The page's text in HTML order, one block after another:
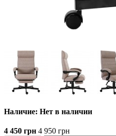
Наличие: Нет в наличии
4 450 грн 4 950 грн